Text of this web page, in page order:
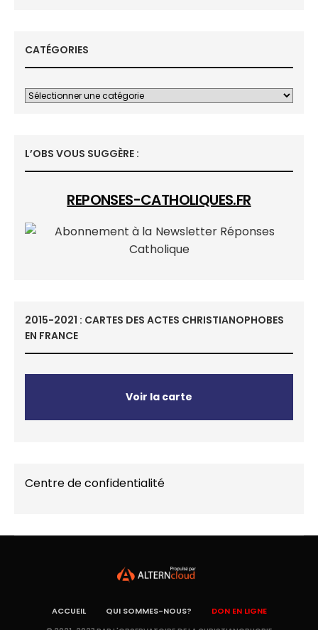
CATÉGORIES
L’OBS VOUS SUGGÈRE :
REPONSES-CATHOLIQUES.FR
2015-2021 : CARTES DES ACTES CHRISTIANOPHOBES
EN FRANCE
Voir la carte
Centre de confidentialité
ACCUEIL QUI SOMMES-NOUS? DON EN LIGNE